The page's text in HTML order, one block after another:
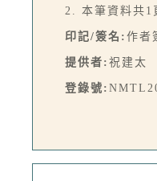
2. 本筆資料共1
印記/簽名: 作者
提供者: 祝建太
登錄號: